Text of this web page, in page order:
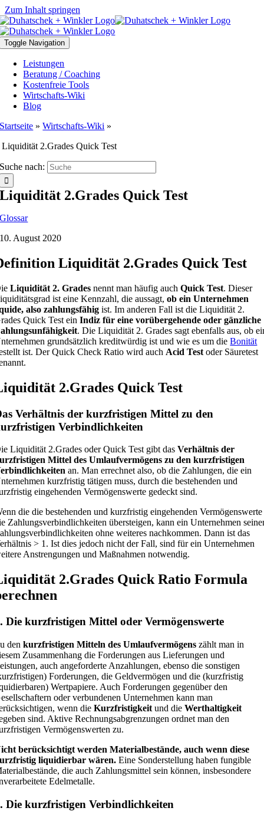
Zum Inhalt springen
Toggle Navigation
Leistungen
Beratung / Coaching
Kostenfreie Tools
Wirtschafts-Wiki
Blog
Startseite »Wirtschafts-Wiki »
Liquidität 2.Grades Quick Test
Suche nach:
Liquidität 2.Grades Quick Test
Glossar
10. August 2020
Liquidität 2.Grades Quick Test
Liquidität 2. Grades nennt man häufig auchQuick Test. Dieser
ist eine Kennzahl, die aussagt,ob ein Unternehmen
also zahlungsfähig ist. Im anderen Fall ist die Liquidität 2.
Quick Test einIndiz für eine vorübergehende oder gänzliche
. Die Liquidität 2. Grades sagt ebenfalls aus, ob
grundsätzlich kreditwürdig ist und wie es um dieBonität
ist. Der Quick Check Ratio wird auch Acid Test oder Säuretest
2.Grades Quick Test
Verhältnis der kurzfristigen Mittel zu den
Verbindlichkeiten
Liquidität 2.Grades oder Quick Test gibt das Verhältnis der
Mittel des Umlaufvermögens zu den kurzfristigen
an. Man errechnet also, ob die Zahlungen, die ein
kurzfristig tätigen muss, durch die bestehenden und
eingehenden Vermögenswerte gedeckt sind.
die die bestehenden und kurzfristig eingehenden Vermögenswerte
Zahlungsverbindlichkeiten übersteigen, kann ein Unternehmen
ohne weiteres nachkommen. Dann ist das
> 1. Ist dies jedoch nicht der Fall, sind für ein Unternehmen
Anstrengungen und Maßnahmen notwendig.
2.Grades Quick Ratio Formula
Die kurzfristigen Mittel oder Vermögenswerte
denkurzfristigen Mitteln des Umlaufvermögens zählt man in
Zusammenhang die Forderungen aus Lieferungen und
auch angeforderte Anzahlungen, ebenso die sonstigen
Forderungen, die Geldvermögen und die (kurzfristig
Wertpapiere. Auch Forderungen gegenüber den
oder verbundenen Unternehmen kann man
wenn dieKurzfristigkeit und dieWerthaltigkeit
sind. Aktive Rechnungsabgrenzungen ordnet man den
Vermögenswerten zu.
berücksichtigt werden Materialbestände, auch wenn diese
liquidierbar wären. Eine Sonderstellung haben fungible
die auch Zahlungsmittel sein können, insbesondere
Edelmetalle.
Die kurzfristigen Verbindlichkeiten